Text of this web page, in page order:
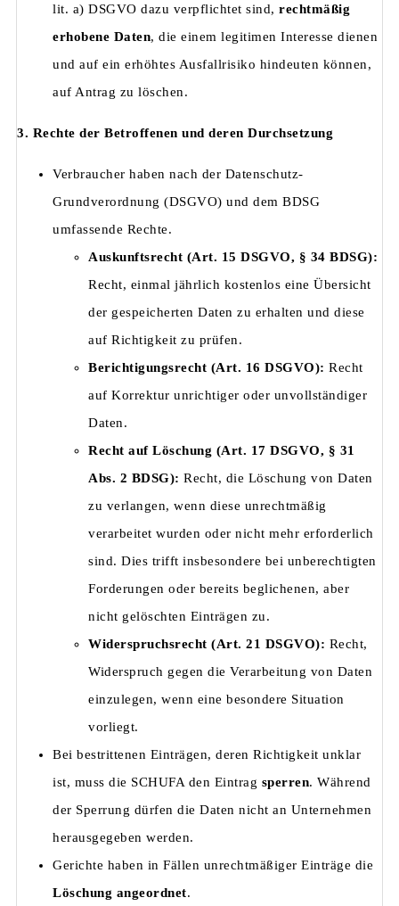
lit. a) DSGVO dazu verpflichtet sind, rechtmäßig
erhobene Daten, die einem legitimen Interesse dienen
und auf ein erhöhtes Ausfallrisiko hindeuten können,
auf Antrag zu löschen.
3. Rechte der Betroffenen und deren Durchsetzung
Verbraucher haben nach der Datenschutz-
Grundverordnung (DSGVO) und dem BDSG
umfassende Rechte.
Auskunftsrecht (Art. 15 DSGVO, § 34 BDSG):
Recht, einmal jährlich kostenlos eine Übersicht
der gespeicherten Daten zu erhalten und diese
auf Richtigkeit zu prüfen.
Berichtigungsrecht (Art. 16 DSGVO): Recht
auf Korrektur unrichtiger oder unvollständiger
Daten.
Recht auf Löschung (Art. 17 DSGVO, § 31
Abs. 2 BDSG): Recht, die Löschung von Daten
zu verlangen, wenn diese unrechtmäßig
verarbeitet wurden oder nicht mehr erforderlich
sind. Dies trifft insbesondere bei unberechtigten
Forderungen oder bereits beglichenen, aber
nicht gelöschten Einträgen zu.
Widerspruchsrecht (Art. 21 DSGVO): Recht,
Widerspruch gegen die Verarbeitung von Daten
einzulegen, wenn eine besondere Situation
vorliegt.
Bei bestrittenen Einträgen, deren Richtigkeit unklar
ist, muss die SCHUFA den Eintrag sperren. Während
der Sperrung dürfen die Daten nicht an Unternehmen
herausgegeben werden.
Gerichte haben in Fällen unrechtmäßiger Einträge die
Löschung angeordnet.